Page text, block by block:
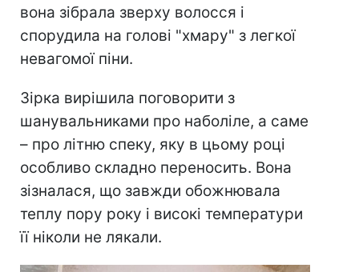
вона зібрала зверху волосся і
спорудила на голові "хмару" з легкої
невагомої піни.
Зірка вирішила поговорити з
шанувальниками про наболіле, а саме
– про літню спеку, яку в цьому році
особливо складно переносить. Вона
зізналася, що завжди обожнювала
теплу пору року і високі температури
її ніколи не лякали.